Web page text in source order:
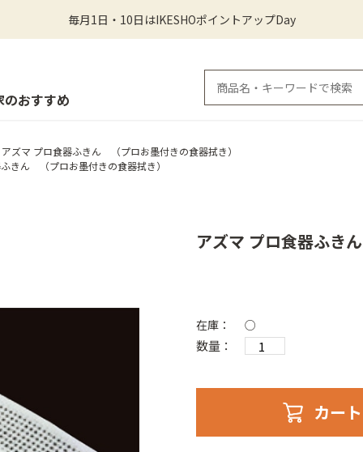
毎月1日・10日はIKESHOポイントアップDay
おすすめ
アズマ プロ食器ふきん （プロお墨付きの食器拭き）
きん （プロお墨付きの食器拭き）
アズマ プロ食器ふき
在庫： ○
数量：
カー